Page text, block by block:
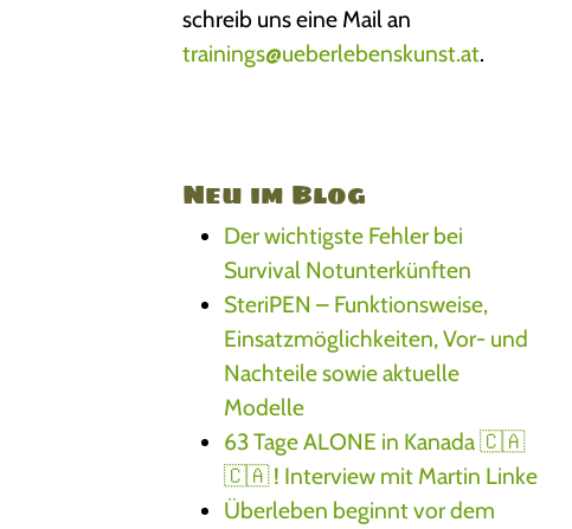
schreib uns eine Mail an
trainings@ueberlebenskunst.at.
Neu im Blog
Der wichtigste Fehler bei
Survival Notunterkünften
SteriPEN – Funktionsweise,
Einsatzmöglichkeiten, Vor- und
Nachteile sowie aktuelle
Modelle
63 Tage ALONE in Kanada 🇨🇦
🇨🇦 ! Interview mit Martin Linke
Überleben beginnt vor dem